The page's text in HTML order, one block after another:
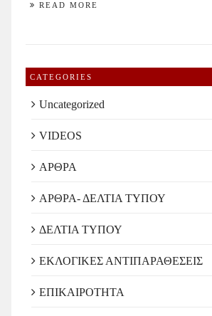
READ MORE
CATEGORIES
Uncategorized
VIDEOS
ΑΡΘΡΑ
ΑΡΘΡΑ- ΔΕΛΤΙΑ ΤΥΠΟΥ
ΔΕΛΤΙΑ ΤΥΠΟΥ
ΕΚΛΟΓΙΚΕΣ ΑΝΤΙΠΑΡΑΘΕΣΕΙΣ
ΕΠΙΚΑΙΡΟΤΗΤΑ